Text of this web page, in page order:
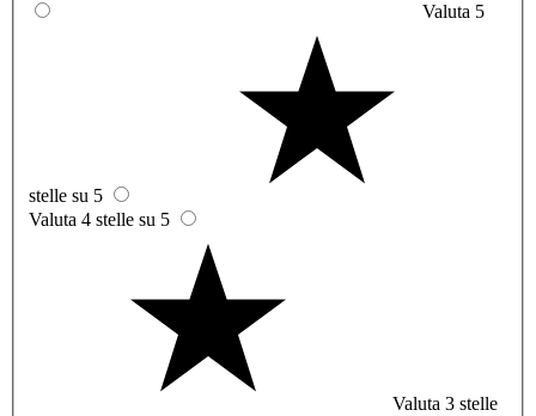
Valuta 5
stelle su 5
Valuta 4 stelle su 5
Valuta 3 stelle